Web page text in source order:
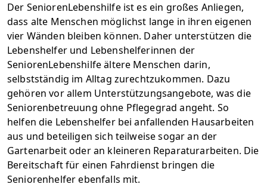
Der SeniorenLebenshilfe ist es ein großes Anliegen,
dass alte Menschen möglichst lange in ihren eigenen
vier Wänden bleiben können. Daher unterstützen die
Lebenshelfer und Lebenshelferinnen der
SeniorenLebenshilfe ältere Menschen darin,
selbstständig im Alltag zurechtzukommen. Dazu
gehören vor allem Unterstützungsangebote, was die
Seniorenbetreuung ohne Pflegegrad angeht. So
helfen die Lebenshelfer bei anfallenden Hausarbeiten
aus und beteiligen sich teilweise sogar an der
Gartenarbeit oder an kleineren Reparaturarbeiten. Die
Bereitschaft für einen Fahrdienst bringen die
Seniorenhelfer ebenfalls mit.